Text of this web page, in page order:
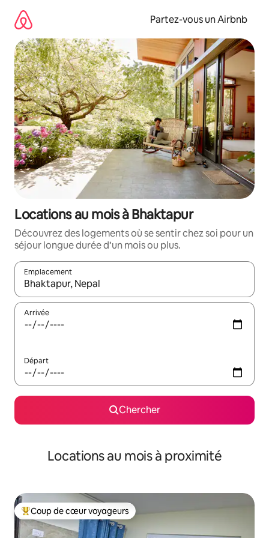
directement
contenu
Partez-vous un Airbnb
Locations au mois à Bhaktapur
Découvrez des logements où se sentir chez soi pour un
séjour longue durée d’un mois ou plus.
Emplacement
Quand les résultats sont affichés, parcourez-les en utilisant
Arrivée
Départ
Chercher
Locations au mois à proximité
Coup de cœur voyageurs parmi les plus aimés
Coup de cœur voyageurs